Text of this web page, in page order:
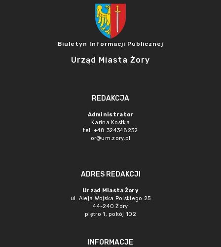
Biuletyn Informacji Publicznej
Urząd Miasta Żory
REDAKCJA
Administrator
Karina Kostka
tel. +48 324348232
or@um.zory.pl
ADRES REDAKCJI
Urząd Miasta Żory
ul. Aleja Wojska Polskiego 25
44-240 Żory
piętro 1, pokój 102
INFORMACJE